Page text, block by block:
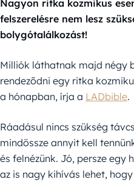
Nagyon ritka kozmikus
felszerelésre nem lesz
bolygótalálkozást!
Milliók láthatnak majd négy
rendeződni egy ritka
a hónapban, írja a LADbible.
Ráadásul nincs szükség
mindössze annyit kell
és felnézünk. Jó, persze egy
az is nagy kihívás lehet,